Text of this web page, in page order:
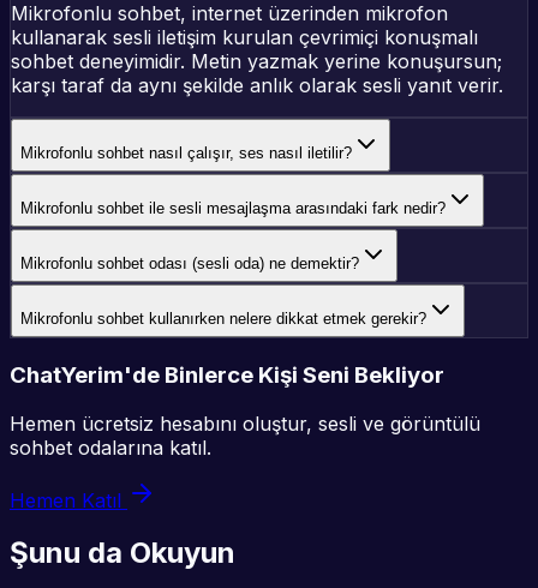
Mikrofonlu sohbet, internet üzerinden mikrofon
kullanarak sesli iletişim kurulan çevrimiçi konuşmalı
sohbet deneyimidir. Metin yazmak yerine konuşursun;
karşı taraf da aynı şekilde anlık olarak sesli yanıt verir.
Mikrofonlu sohbet nasıl çalışır, ses nasıl iletilir?
Mikrofonlu sohbet ile sesli mesajlaşma arasındaki fark nedir?
Mikrofonlu sohbet odası (sesli oda) ne demektir?
Mikrofonlu sohbet kullanırken nelere dikkat etmek gerekir?
ChatYerim'de Binlerce Kişi Seni Bekliyor
Hemen ücretsiz hesabını oluştur, sesli ve görüntülü
sohbet odalarına katıl.
Hemen Katıl
Şunu da Okuyun